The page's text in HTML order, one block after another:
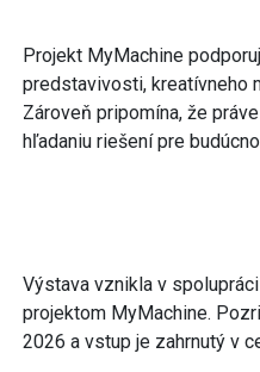
Projekt MyMachine
predstavivosti, kreatívneho
Zároveň pripomína, že
hľadaniu riešení pre
Výstava vznikla v
projektom MyMachine.
2026 a vstup je zahrnutý v